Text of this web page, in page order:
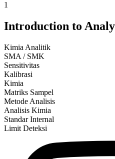
1
Introduction to
Kimia Analitik
SMA / SMK
Sensitivitas
Kalibrasi
Kimia
Matriks Sampel
Metode Analisis
Analisis Kimia
Standar Internal
Limit Deteksi